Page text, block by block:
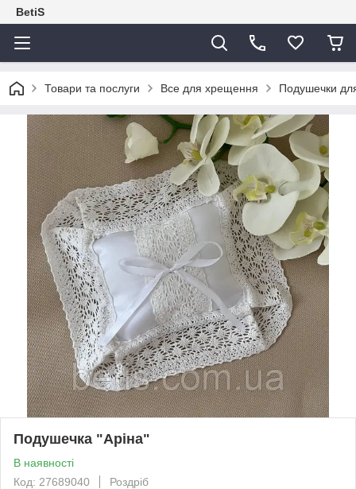
BetiS
Товари та послуги Все для хрещення Подушечки
Подушечка "Аріна"
В наявності
Код: 27689040
Роздріб